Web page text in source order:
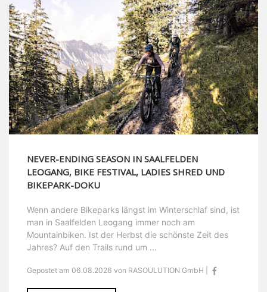
NEVER-ENDING SEASON IN SAALFELDEN
LEOGANG, BIKE FESTIVAL, LADIES SHRED UND
BIKEPARK-DOKU
Wenn andere Bikeparks längst im Winterschlaf sind, ist
man in Saalfelden Leogang immer noch am
Mountainbiken. Ist der Herbst die schönste Zeit des
Jahres? Auf den Trails rund um ...
Gepostet am 06.08.2026 von RASOULUTION GmbH |